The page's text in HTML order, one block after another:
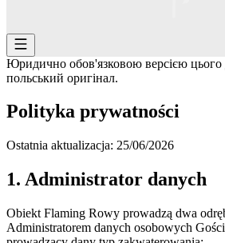
Юридично обов'язковою версією цього
польський оригінал.
Polityka prywatności
Ostatnia aktualizacja: 25/06/2026
1. Administrator danych
Obiekt Flaming Rowy prowadzą dwa
Administratorem danych osobowych